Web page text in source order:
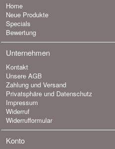
Home
Neue Produkte
Specials
Bewertung
Unternehmen
Kontakt
Unsere AGB
Zahlung und Versand
Privatsphäre und Datenschutz
Impressum
Widerruf
Widerrufformular
Konto